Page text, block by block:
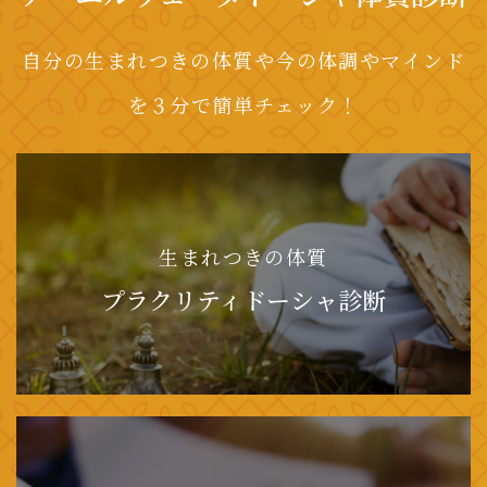
自分の生まれつきの体質や今の体調やマインド
を３分で簡単チェック！
生まれつきの体質
プラクリティドーシャ診断